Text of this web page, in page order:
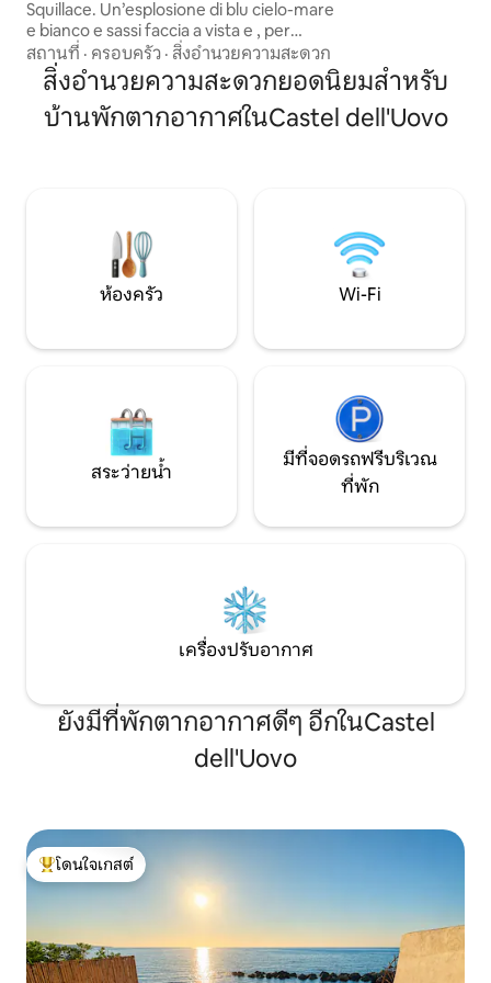
Squillace. Un’esplosione di blu cielo-mare
e bianco e sassi faccia a vista e , per
momenti speciali, la possibilità di
usufruire di un ulteriore pergolato
romantico e terrazze all’aperto con vista
mozzafiato, direttamente sul belvedere.
Cieli stellati. Per amanti della natura e
สถานที่ · ครอบครัว · สิ่งอำนวยความสะดวก
** ถึงวันที่ 15 ตุลาค
สิ่งอำนวยความสะดวกยอดนิยมสำหรับ
บ้านพักตากอากาศในCastel dell'Uovo
ห้องครัว Wi-Fi
สระว่ายน้ำ
มีที่จอดรถฟรีบริเวณ
ที่พัก
เครื่องปรับอากาศ
ยังมีที่พักตากอากาศดีๆ อีกในCastel
dell'Uovo
โดนใจเกสต์ที่สุด
โดนใจเกสต์